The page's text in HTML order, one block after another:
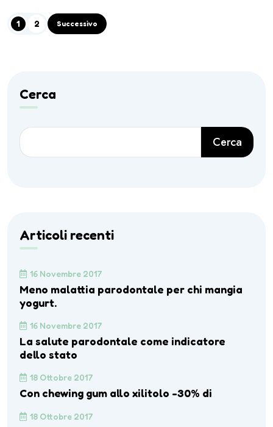
1 2 Successivo
Cerca
Cerca
Articoli recenti
16 Novembre 2017
Meno malattia parodontale per chi mangia
yogurt.
16 Novembre 2017
La salute parodontale come indicatore
dello stato
18 Ottobre 2017
Con chewing gum allo xilitolo -30% di
18 Ottobre 2017